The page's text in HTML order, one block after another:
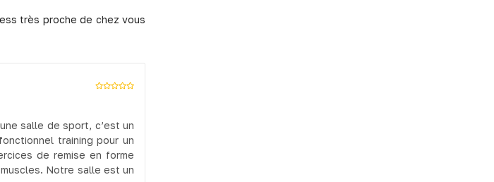
très proche de chez vous
salle de sport, c’est un
training pour un
de remise en forme
Notre salle est un